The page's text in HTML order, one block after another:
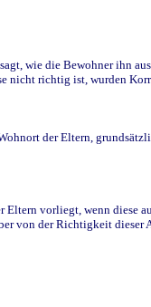
wie die Bewohner ihn
nicht richtig ist, wurden
der Eltern,
vorliegt, wenn diese
von der Richtigkeit dieser